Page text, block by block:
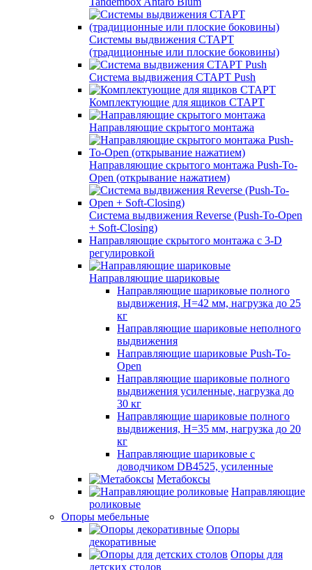
Системы выдвижения СТАРТ
(традиционные или плоские боковины)
Система выдвижения СТАРТ Push
Комплектующие для ящиков СТАРТ
Направляющие скрытого монтажа
Направляющие скрытого монтажа Push-To-
Open (открывание нажатием)
Система выдвижения Reverse (Push-To-Open
+ Soft-Closing)
Направляющие скрытого монтажа с 3-D
регулировкой
Направляющие шариковые
Направляющие шариковые полного
выдвижения, H=42 мм, нагрузка до 25
кг
Направляющие шариковые неполного
выдвижения
Направляющие шариковые Push-To-
Open
Направляющие шариковые полного
выдвижения усиленные, нагрузка до
30 кг
Направляющие шариковые полного
выдвижения, H=35 мм, нагрузка до 20
кг
Направляющие шариковые с
доводчиком DB4525, усиленные
Метабоксы
Направляющие
роликовые
Опоры мебельные
Опоры
декоративные
Опоры для
детских столов